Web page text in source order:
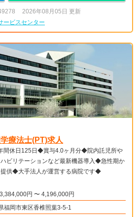
2026年08月05日 更新
ービスセンター
療法士(PT)求人
ビリテーションなど最新機器導入◆急性期か
提供◆大手法人が運営する病院です◆
年収 3,384,000円 〜 4,196,000円
福岡市東区香椎照葉3-5-1